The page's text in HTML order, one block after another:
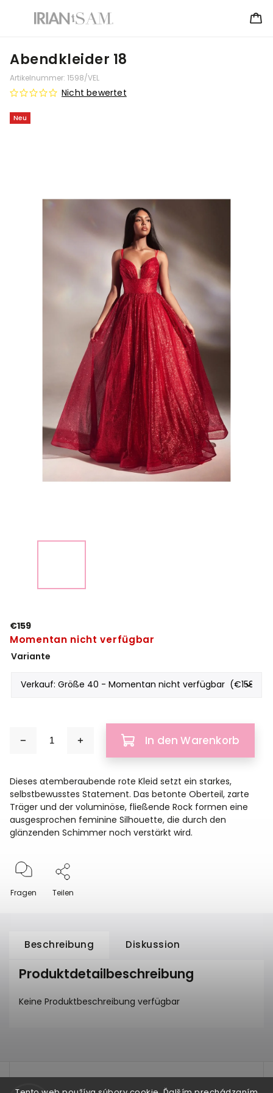
Abendkleider 18
Artikelnummer: 1598/VEL
Neu
Nicht bewertet
€159
Momentan nicht verfügbar
Variante
In den Warenkorb
Dieses atemberaubende rote Kleid setzt ein starkes,
selbstbewusstes Statement. Das betonte Oberteil, zarte
Träger und der voluminöse, fließende Rock formen eine
ausgesprochen feminine Silhouette, die durch den
glänzenden Schimmer noch verstärkt wird.
Fragen Teilen
Beschreibung Diskussion
Produktdetailbeschreibung
Keine Produktbeschreibung verfügbar
test